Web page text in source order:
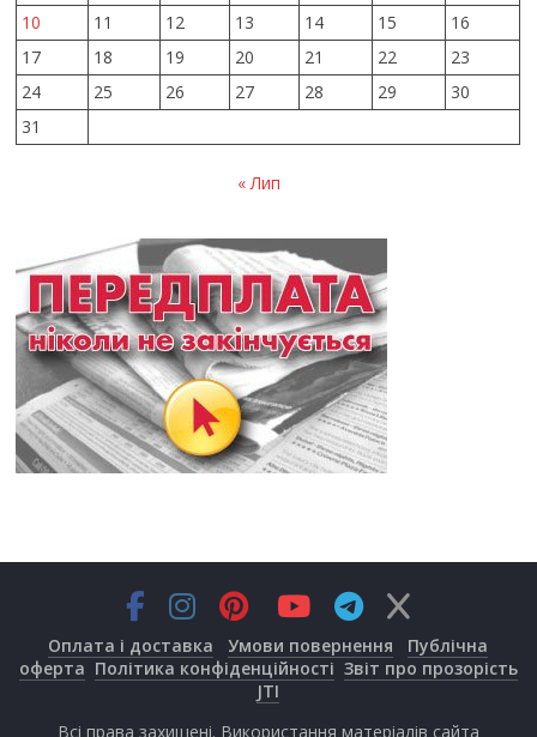
10
11 12 13 14 15
16
17
18 19 20 21 22
23
24
25 26 27 28 29
30
31
« Лип
Оплата і доставка Умови повернення
Публічна
оферта Політика конфіденційності Звіт про прозорість
JTI
Всі права захищені. Використання матеріалів сайта